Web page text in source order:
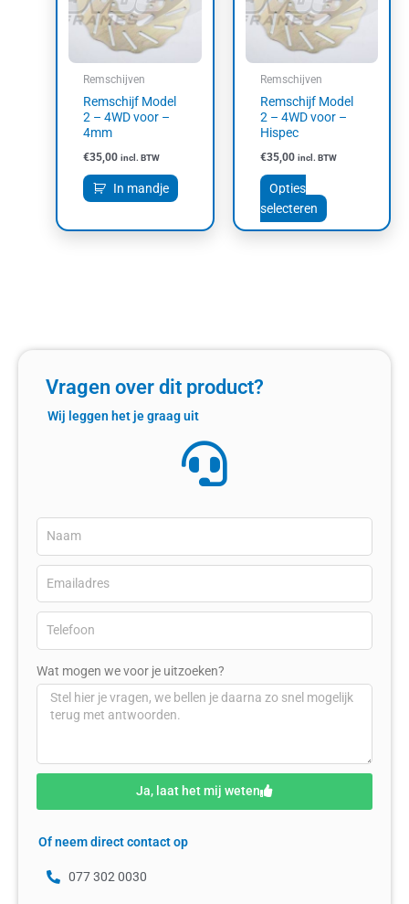
Remschijven
Remschijf Model
2 – 4WD voor –
4mm
€35,00 incl. BTW
In mandje
Remschijven
Remschijf Model
2 – 4WD voor –
Hispec
€35,00 incl. BTW
Opties
selecteren
variaties.
Deze
optie
worden
Vragen over dit product?
Wij leggen het je graag uit
Wat mogen we voor je uitzoeken?
Ja, laat het mij weten
Of neem direct contact op
077 302 0030